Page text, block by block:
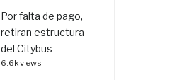
Por falta de pago,
retiran estructura
del Citybus
6.6k views